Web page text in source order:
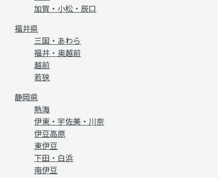
加賀・小松・辰口
福井県
三国・あわら
福井・奥越前
越前
若狭
静岡県
熱海
伊東・宇佐美・川奈
伊豆高原
東伊豆
下田・白浜
南伊豆